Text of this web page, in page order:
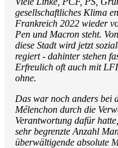
gesellschaftliches Klima
Frankreich 2022 wieder
Pen und Macron steht.
diese Stadt wird jetzt
regiert - dahinter stehen
Erfreulich oft auch mit
ohne.
Das war noch anders bei
Mélenchon durch die
Verantwortung dafür
sehr begrenzte Anzahl
überwältigende absolute